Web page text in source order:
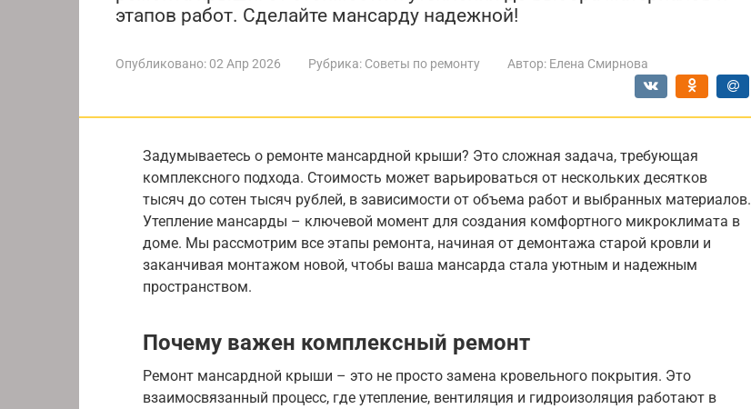
этапов работ. Сделайте мансарду надежной!
Опубликовано: 02 Апр 2026 Рубрика: Советы по ремонту Автор: Елена Смирнова
Задумываетесь о ремонте мансардной крыши? Это сложная задача, требующая
комплексного подхода. Стоимость может варьироваться от нескольких десятков
тысяч до сотен тысяч рублей, в зависимости от объема работ и выбранных материалов.
Утепление мансарды – ключевой момент для создания комфортного микроклимата в
доме. Мы рассмотрим все этапы ремонта, начиная от демонтажа старой кровли и
заканчивая монтажом новой, чтобы ваша мансарда стала уютным и надежным
пространством.
Почему важен комплексный ремонт
Ремонт мансардной крыши – это не просто замена кровельного покрытия. Это
взаимосвязанный процесс, где утепление, вентиляция и гидроизоляция работают в